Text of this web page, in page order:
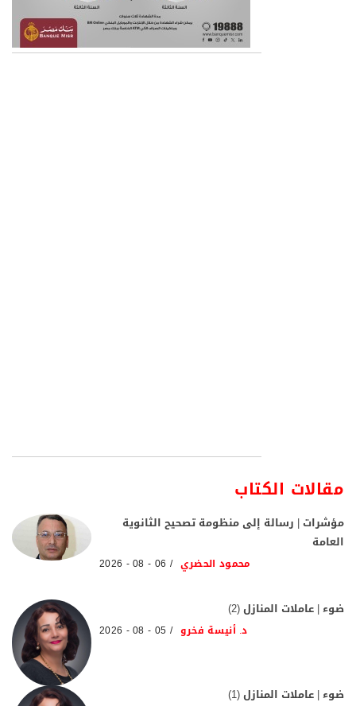
مقالات الكتاب
مؤشرات | رسالة إلى منظومة تصحيح الثانوية
العامة
محمود الحضري 06 - 08 - 2026
ضوء | عاملات المنازل (2)
د. أنيسة فخرو 05 - 08 - 2026
ضوء | عاملات المنازل (1)